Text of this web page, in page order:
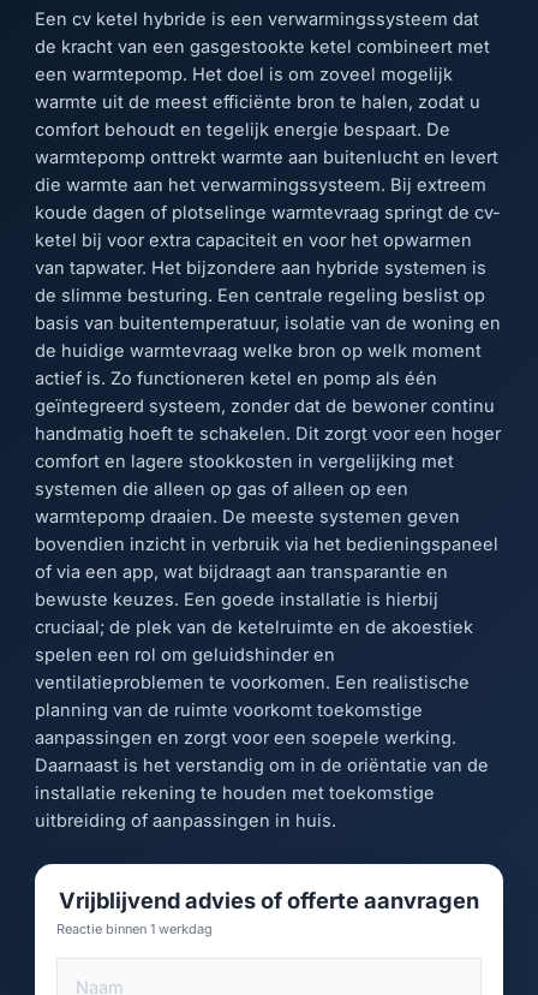
Een cv ketel hybride is een verwarmingssysteem dat
de kracht van een gasgestookte ketel combineert met
een warmtepomp. Het doel is om zoveel mogelijk
warmte uit de meest efficiënte bron te halen, zodat u
comfort behoudt en tegelijk energie bespaart. De
warmtepomp onttrekt warmte aan buitenlucht en levert
die warmte aan het verwarmingssysteem. Bij extreem
koude dagen of plotselinge warmtevraag springt de cv-
ketel bij voor extra capaciteit en voor het opwarmen
van tapwater. Het bijzondere aan hybride systemen is
de slimme besturing. Een centrale regeling beslist op
basis van buitentemperatuur, isolatie van de woning en
de huidige warmtevraag welke bron op welk moment
actief is. Zo functioneren ketel en pomp als één
geïntegreerd systeem, zonder dat de bewoner continu
handmatig hoeft te schakelen. Dit zorgt voor een hoger
comfort en lagere stookkosten in vergelijking met
systemen die alleen op gas of alleen op een
warmtepomp draaien. De meeste systemen geven
bovendien inzicht in verbruik via het bedieningspaneel
of via een app, wat bijdraagt aan transparantie en
bewuste keuzes. Een goede installatie is hierbij
cruciaal; de plek van de ketelruimte en de akoestiek
spelen een rol om geluidshinder en
ventilatieproblemen te voorkomen. Een realistische
planning van de ruimte voorkomt toekomstige
aanpassingen en zorgt voor een soepele werking.
Daarnaast is het verstandig om in de oriëntatie van de
installatie rekening te houden met toekomstige
uitbreiding of aanpassingen in huis.
Vrijblijvend advies of offerte aanvragen
Reactie binnen 1 werkdag